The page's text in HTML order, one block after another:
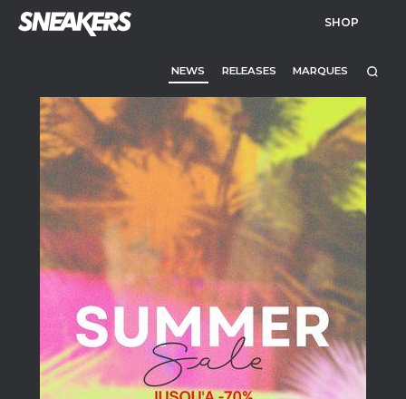
SHOP
NEWS RELEASES MARQUES